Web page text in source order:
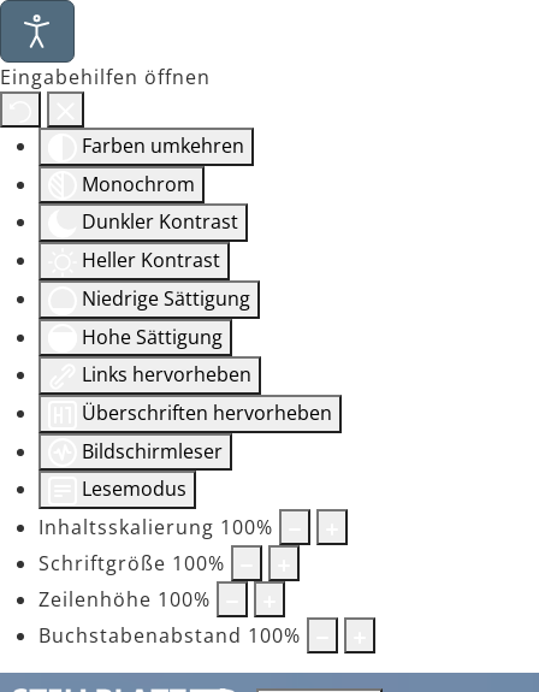
Eingabehilfen öffnen
Farben umkehren
Monochrom
Dunkler Kontrast
Heller Kontrast
Niedrige Sättigung
Hohe Sättigung
Links hervorheben
Überschriften hervorheben
Bildschirmleser
Lesemodus
Inhaltsskalierung 100%
Schriftgröße 100%
Zeilenhöhe 100%
Buchstabenabstand 100%